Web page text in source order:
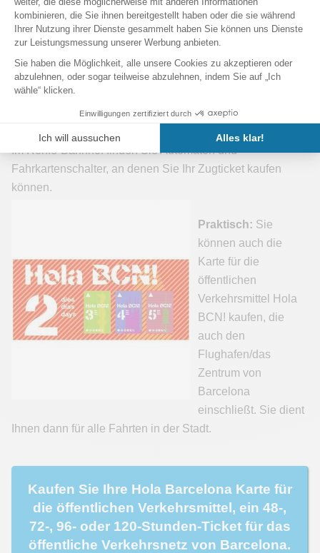
Uhr am Passeig de Gràcia vorbei. Der Zug kommt 5
Minuten später an der Estació Sants an.
Nützlicher Link: Renfe-Fahrplänefür Züge ab dem
Flughafen Barcelona.
Wie kaufe ich mein Zugticket für
Barcelona?
Im Renfe-Bahnhof finden Sie Automaten und
Fahrkartenschalter, an denen Sie Ihr Zugticket kaufen
können.
Praktisch: Sie
können auch die
Karte für die
öffentlichen
Verkehrsmittel Hola
BCN! kaufen, die
auch den
Flughafen/das
Zentrum von
Barcelona
einschließt. Sie dient
Ihnen dann für alle Fahrten in der Stadt.
Kaufen Sie Ihre Hola Barcelona Karte für
die öffentlichen Verkehrsmittel, ein 48-,
72-, 96- oder 120-Stunden-Ticket für das
öffentliche Verkehrsnetz von Barcelona.